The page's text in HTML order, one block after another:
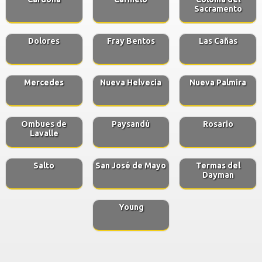
Sacramento
Dolores Fray Bentos Las Cañas
Mercedes Nueva Helvecia Nueva Palmira
Ombues de
Lavalle
Paysandú Rosario
Salto San José de Mayo
Termas del
Dayman
Young